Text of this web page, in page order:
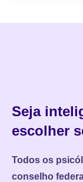
Seja
escolher
Todos os
conselho